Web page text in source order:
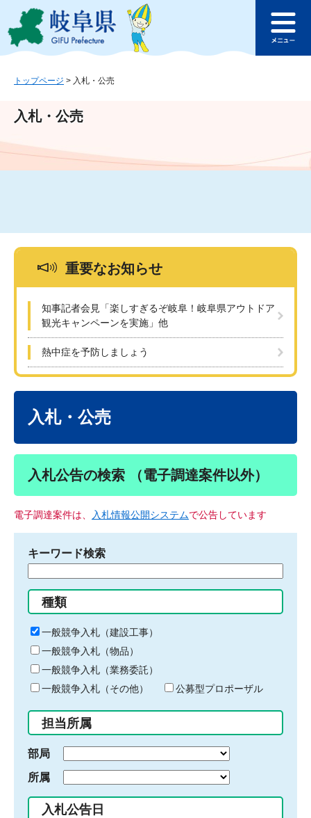
ジ
ュ
文
このページの本文へ
ュ
トップページ > 入札・公売
入札・公売
重要なお知らせ
知事記者会見「楽しすぎるぞ岐阜！岐阜県アウトドア
観光キャンペーンを実施」他
熱中症を予防しましょう
入札・公売
入札公告の検索 （電子調達案件以外）
電子調達案件は、 入札情報公開システムで公告しています
キーワード検索
る
キ
ー
ワ
ー
ド
入
力
種類
一般競争入札（建設工事）
一般競争入札（物品）
一般競争入札（業務委託）
一般競争入札（その他）
公募型プロポーザル
担当所属
部局
所属
入札公告日